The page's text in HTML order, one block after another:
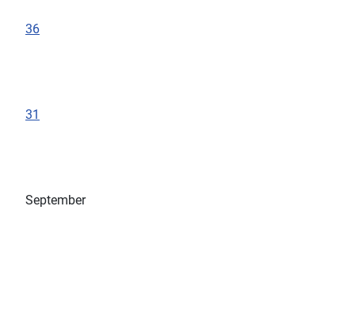
36
31
September